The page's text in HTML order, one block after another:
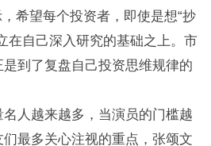
希望每个投资者，即使是想“抄
在自己深入研究的基础之上。市
到了复盘自己投资思维规律的
人越来越多，当演员的门槛越
最多关心注视的重点，张颂文